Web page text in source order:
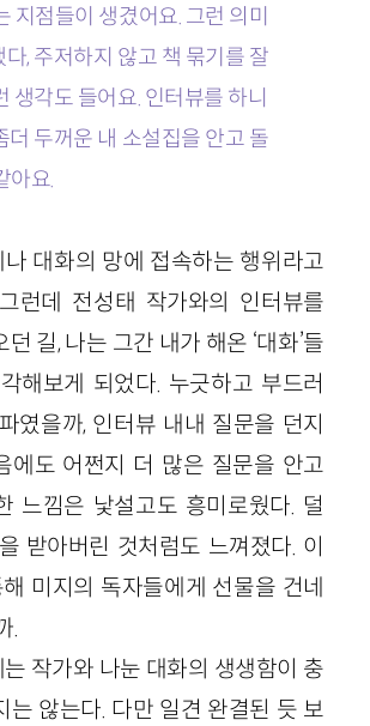
지점들이 생겼어요. 그런 의미
다, 주저하지 않고 책 묶기를 잘
생각도 들어요. 인터뷰를 하니
더 두꺼운 내 소설집을 안고 돌
아요.
대화의 망에 접속하는 행위라고
런데 전성태 작가와의 인터뷰를
길, 나는 그간 내가 해온 ‘대화’들
해보게 되었다. 누긋하고 부드러
였을까, 인터뷰 내내 질문을 던지
에도 어쩐지 더 많은 질문을 안고
느낌은 낯설고도 흥미로웠다. 덜
받아버린 것처럼도 느껴졌다. 이
미지의 독자들에게 선물을 건네
.
작가와 나눈 대화의 생생함이 충
는 않는다. 다만 일견 완결된 듯 보